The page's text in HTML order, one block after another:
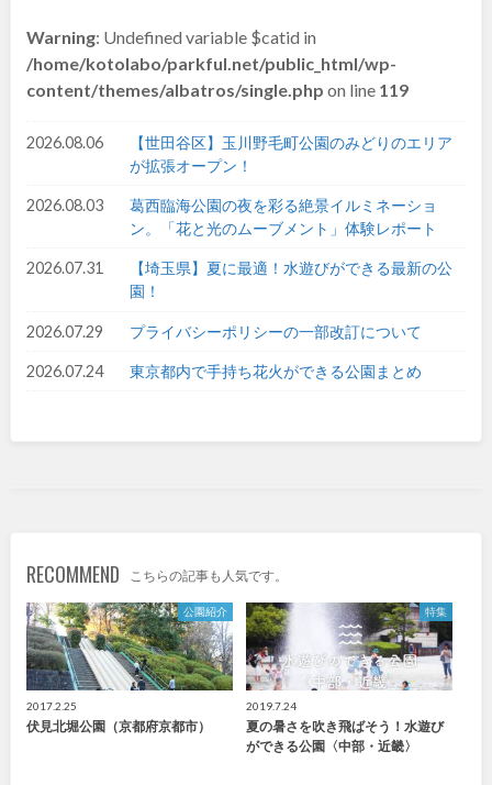
鳥取 島根
広島
山口 徳島
愛媛
高知
大分 宮崎
鹿児島 沖縄
Warning: Undefined variable $catid in
/home/kotolabo/parkful.net/public_html/wp-
content/themes/albatros/single.php on line 119
2026.08.06
【世田谷区】玉川野毛町公園のみどりのエリア
が拡張オープン！
2026.08.03
葛西臨海公園の夜を彩る絶景イルミネーショ
ン。「花と光のムーブメント」体験レポート
2026.07.31
【埼玉県】夏に最適！水遊びができる最新の公
園！
2026.07.29 プライバシーポリシーの一部改訂について
2026.07.24 東京都内で手持ち花火ができる公園まとめ
RECOMMEND こちらの記事も人気です。
公園紹介
2017.2.25
伏見北堀公園（京都府京都市）
特集
2019.7.24
夏の暑さを吹き飛ばそう！水遊び
ができる公園〈中部・近畿〉